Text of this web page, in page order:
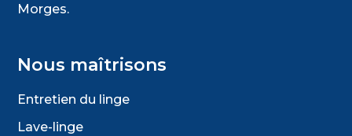
Morges.
Nous maîtrisons
Entretien du linge
Lave-linge